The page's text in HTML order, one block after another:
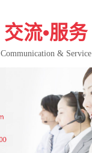
交流•服务
Communication & Service